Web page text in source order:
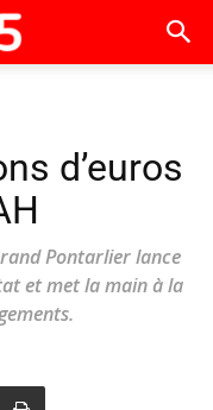
d’euros
Pontarlier lance
et met la main à la